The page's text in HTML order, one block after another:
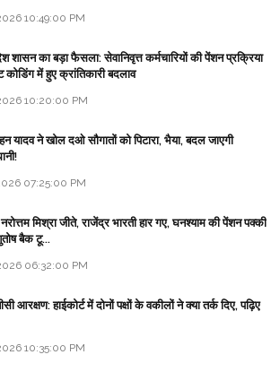
10:49:00 PM
शासन का बड़ा फैसला: सेवानिवृत्त कर्मचारियों की पेंशन प्रक्रिया
में हुए क्रांतिकारी बदलाव
10:20:00 PM
यादव ने खोल दओ सौगातों को पिटारा, भैया, बदल जाएगी
07:25:00 PM
मिश्रा जीते, राजेंद्र भारती हार गए, घनश्याम की पेंशन पक्की
बैक टू...
06:32:00 PM
आरक्षण: हाईकोर्ट में दोनों पक्षों के वकीलों ने क्या तर्क दिए, पढ़िए
10:35:00 PM